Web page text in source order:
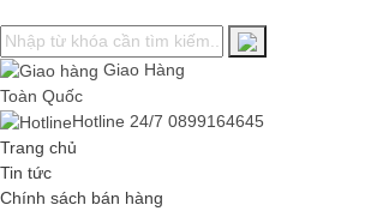
Giao Hàng
Toàn Quốc
Hotline 24/7 0899164645
Trang chủ
Tin tức
Chính sách bán hàng